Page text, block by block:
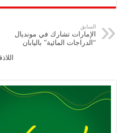
p
y
Li
eb
k
tt
nt
السابق
الإمارات تشارك في مونديال
“الدراجات المائية” باليابان